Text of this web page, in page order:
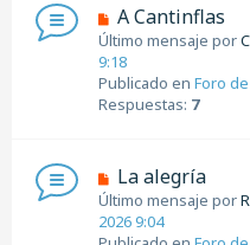
s
a
j
e
N
u
e
v
o
s
a
j
A Cantinflas
Último mensaje por
9:18
Publicado en Foro
Respuestas: 7
N
u
e
v
La alegría
Último mensaje por
2026 9:04